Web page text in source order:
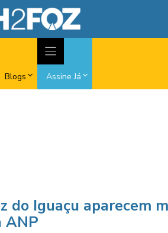
Blogs Assine Já
do Iguaçu aparecem
ANP